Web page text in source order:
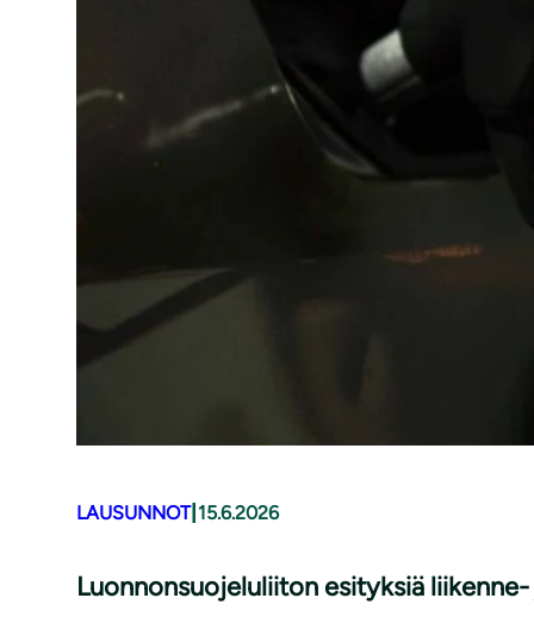
LAUSUNNOT| 15.6.2026
Luonnonsuojeluliiton esityksiä